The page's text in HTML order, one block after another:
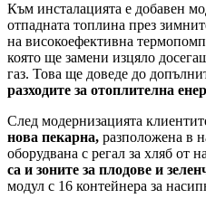
Към инсталацията е добавен
отпадната топлина през
на високоефективна
която ще замени изцяло
газ. Това ще доведе до
разходите за отоплителна
След модернизацията
нова пекарна, разположена в
оборудвана с регал за хляб от
са и зоните за плодове и
модул с 16 контейнера за